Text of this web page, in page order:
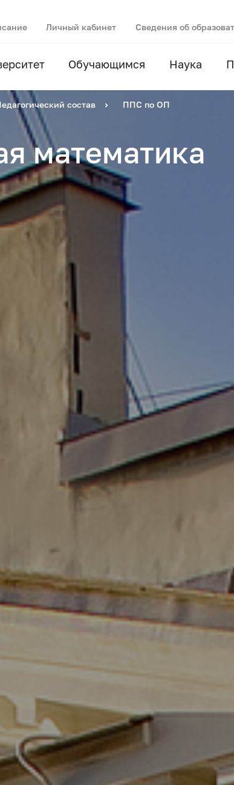
Личный кабинет Сведения об
Обучающимся Наука
состав ППС по ОП
математика